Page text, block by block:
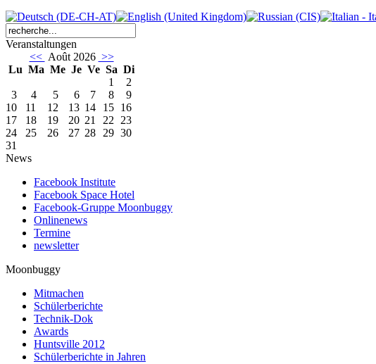
Veranstaltungen
<< Août 2026 >>
Lu Ma Me Je Ve Sa Di
1
2
3
4 5 6 7 8
9
10
11 12 13 14 15 16
17
18 19 20 21 22 23
24
25 26 27 28 29 30
31
News
Facebook Institute
Facebook Space Hotel
Facebook-Gruppe Moonbuggy
Onlinenews
Termine
newsletter
Moonbuggy
Mitmachen
Schülerberichte
Technik-Dok
Awards
Huntsville 2012
Schülerberichte in Jahren